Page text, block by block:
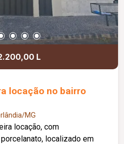
L
locação no bairro
MG
locação, com
localizado em